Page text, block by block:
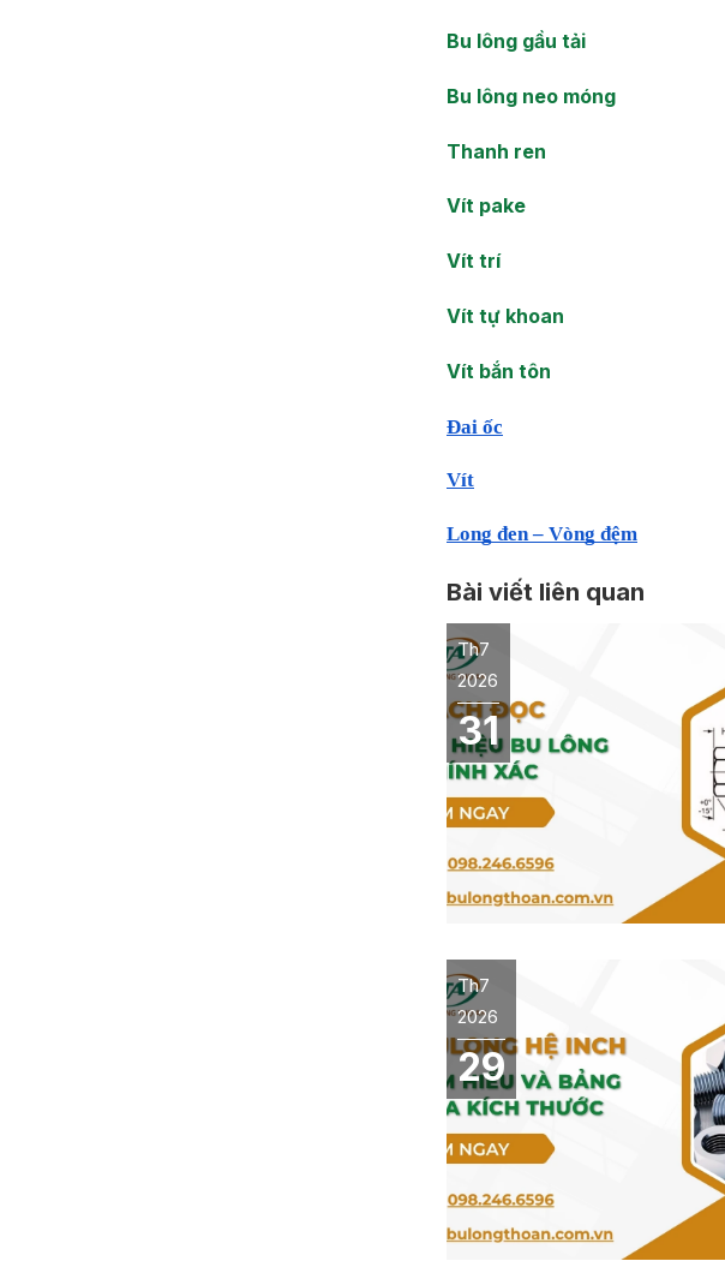
Bu lông gầu tải
Bu lông neo móng
Thanh ren
Vít pake
Vít trí
Vít tự khoan
Vít bắn tôn
Đai ốc
Vít
Long đen – Vòng đệm
Bài viết liên quan
Th7
2026
31
Th7
2026
29